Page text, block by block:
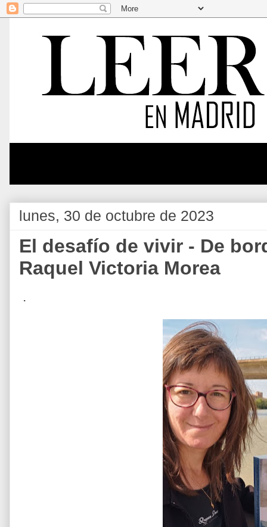
lunes, 30 de octubre de 2023
El desafío de vivir - De
Raquel Victoria Morea
.